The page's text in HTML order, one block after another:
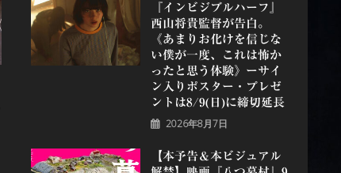
『インビジブルハーフ』
⻄⼭将貴監督が告白。
《あまりお化けを信じな
い僕が一度、これは怖か
ったと思う体験》ーサイ
ン入りポスター・プレゼ
ントは8/9(日)に締切延長
2026年8月7日
【本予告＆本ビジュアル